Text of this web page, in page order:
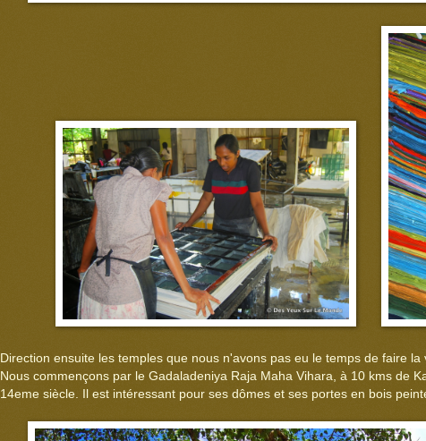
Direction ensuite les temples que nous n'avons pas eu le temps de faire la
Nous commençons par le Gadaladeniya Raja Maha Vihara, à 10 kms de
14eme siècle. Il est intéressant pour ses dômes et ses portes en bois